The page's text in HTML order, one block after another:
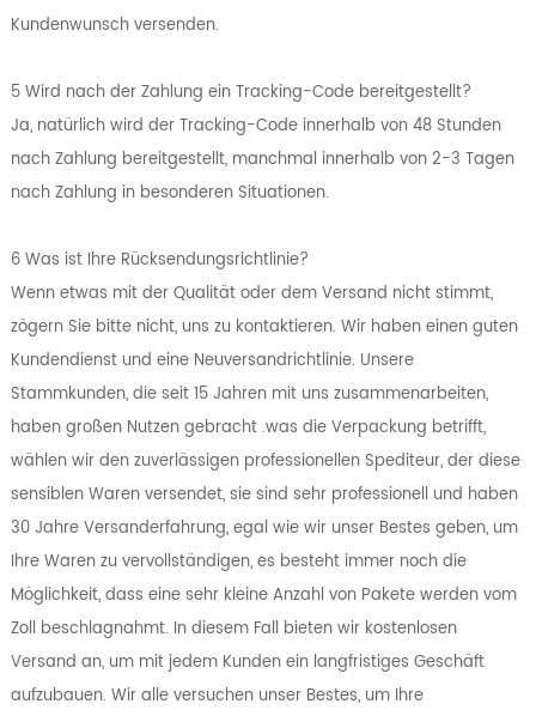
Kundenwunsch versenden.
5 Wird nach der Zahlung ein Tracking-Code bereitgestellt?
Ja, natürlich wird der Tracking-Code innerhalb von 48 Stunden
nach Zahlung bereitgestellt, manchmal innerhalb von 2-3 Tagen
nach Zahlung in besonderen Situationen.
6 Was ist Ihre Rücksendungsrichtlinie?
Wenn etwas mit der Qualität oder dem Versand nicht stimmt,
zögern Sie bitte nicht, uns zu kontaktieren. Wir haben einen guten
Kundendienst und eine Neuversandrichtlinie. Unsere
Stammkunden, die seit 15 Jahren mit uns zusammenarbeiten,
haben großen Nutzen gebracht .was die Verpackung betrifft,
wählen wir den zuverlässigen professionellen Spediteur, der diese
sensiblen Waren versendet, sie sind sehr professionell und haben
30 Jahre Versanderfahrung, egal wie wir unser Bestes geben, um
Ihre Waren zu vervollständigen, es besteht immer noch die
Möglichkeit, dass eine sehr kleine Anzahl von Pakete werden vom
Zoll beschlagnahmt. In diesem Fall bieten wir kostenlosen
Versand an, um mit jedem Kunden ein langfristiges Geschäft
aufzubauen. Wir alle versuchen unser Bestes, um Ihre